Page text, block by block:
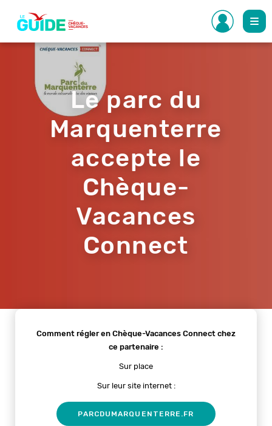
contenu
principal
Le parc du
Marquenterre
accepte le
Chèque-
Vacances
Connect
Comment régler en Chèque-Vacances Connect chez
ce partenaire :
Sur place
Sur leur site internet :
PARCDUMARQUENTERRE.FR